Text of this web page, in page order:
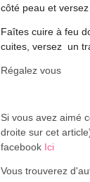
côté peau et
Faîtes cuire à feu
cuites, versez un
Régalez vous
Si vous avez aimé
droite sur cet
facebook Ici
Vous trouverez